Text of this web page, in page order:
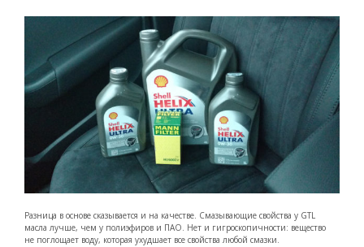
Разница в основе сказывается и на качестве. Смазывающие свойства у GTL
масла лучше, чем у полиэфиров и ПАО. Нет и гигроскопичности: вещество
не поглощает воду, которая ухудшает все свойства любой смазки.